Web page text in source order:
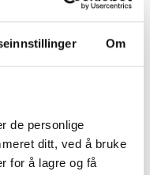
Om
de personlige
ditt, ved å bruke
for å lagre og få
stille på dette.
hit, menhvor mange
mens andre
har spurt hvorfor
for den